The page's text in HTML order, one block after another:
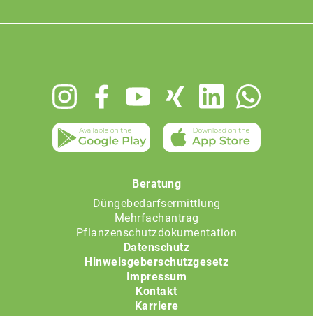
Beratung
Düngebedarfsermittlung
Mehrfachantrag
Pflanzenschutzdokumentation
Datenschutz
Hinweisgeberschutzgesetz
Impressum
Kontakt
Karriere